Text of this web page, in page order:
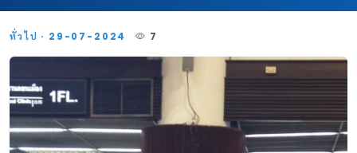
ทั่วไป · 29-07-2024 7